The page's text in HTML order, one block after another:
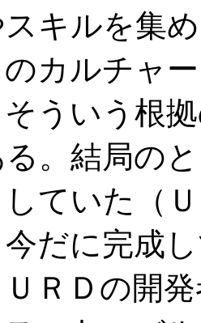
スキルを集
カルチャ
ういう根
。結局の
ていた（
だに完成
ＲＤの開